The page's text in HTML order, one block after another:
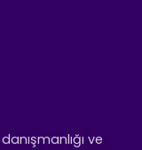
ve